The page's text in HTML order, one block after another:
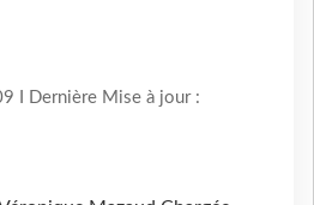
I Dernière Mise à jour :